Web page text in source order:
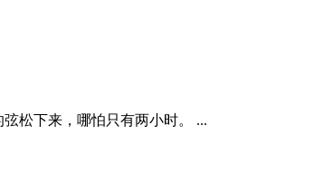
松下来，哪怕只有两小时。 ...